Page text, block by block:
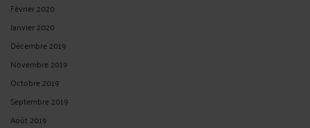
Février 2020
Janvier 2020
Décembre 2019
Novembre 2019
Octobre 2019
Septembre 2019
Août 2019